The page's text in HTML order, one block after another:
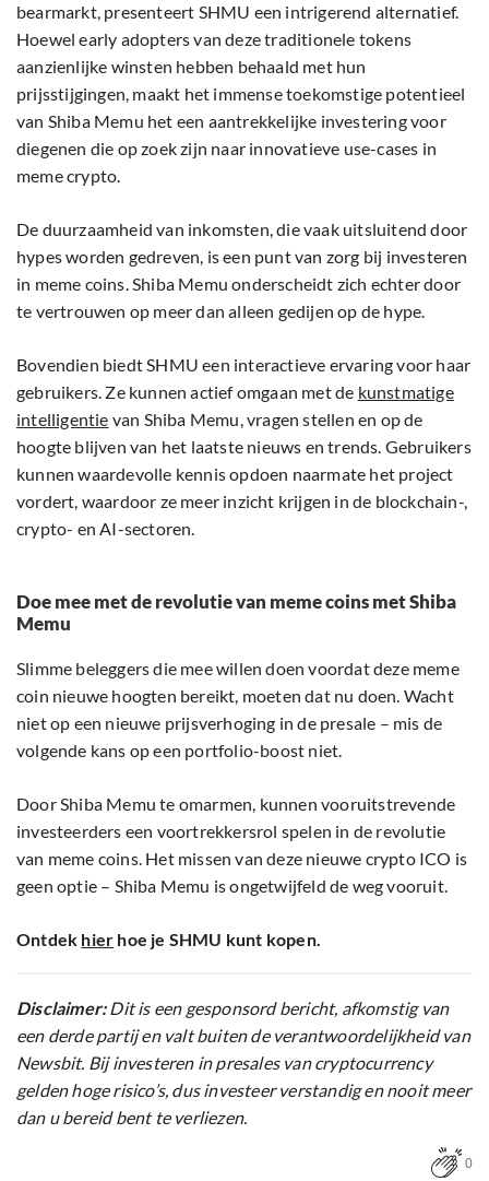
bearmarkt, presenteert SHMU een intrigerend alternatief.
Hoewel early adopters van deze traditionele tokens
aanzienlijke winsten hebben behaald met hun
prijsstijgingen, maakt het immense toekomstige potentieel
van Shiba Memu het een aantrekkelijke investering voor
diegenen die op zoek zijn naar innovatieve use-cases in
meme crypto.
De duurzaamheid van inkomsten, die vaak uitsluitend door
hypes worden gedreven, is een punt van zorg bij investeren
in meme coins. Shiba Memu onderscheidt zich echter door
te vertrouwen op meer dan alleen gedijen op de hype.
Bovendien biedt SHMU een interactieve ervaring voor haar
gebruikers. Ze kunnen actief omgaan met de kunstmatige
intelligentie van Shiba Memu, vragen stellen en op de
hoogte blijven van het laatste nieuws en trends. Gebruikers
kunnen waardevolle kennis opdoen naarmate het project
vordert, waardoor ze meer inzicht krijgen in de blockchain-,
crypto- en AI-sectoren.
Doe mee met de revolutie van meme coins met Shiba
Memu
Slimme beleggers die mee willen doen voordat deze meme
coin nieuwe hoogten bereikt, moeten dat nu doen. Wacht
niet op een nieuwe prijsverhoging in de presale – mis de
volgende kans op een portfolio-boost niet.
Door Shiba Memu te omarmen, kunnen vooruitstrevende
investeerders een voortrekkersrol spelen in de revolutie
van meme coins. Het missen van deze nieuwe crypto ICO is
geen optie – Shiba Memu is ongetwijfeld de weg vooruit.
Ontdek hier hoe je SHMU kunt kopen.
Disclaimer:Dit is een gesponsord bericht, afkomstig van
een derde partij en valt buiten de verantwoordelijkheid van
Newsbit. Bij investeren in presales van cryptocurrency
gelden hoge risico’s, dus investeer verstandig en nooit meer
dan u bereid bent te verliezen.
0